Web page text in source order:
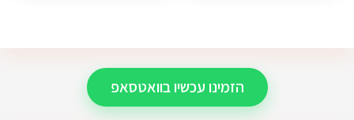
הזמינו עכשיו בוואטסאפ